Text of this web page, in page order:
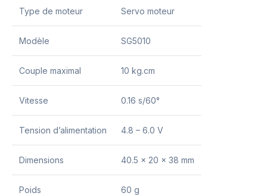
Type de moteur Servo moteur
Modèle SG5010
Couple maximal 10 kg.cm
Vitesse 0.16 s/60°
Tension d’alimentation 4.8 – 6.0 V
Dimensions 40.5 x 20 x 38 mm
Poids 60 g